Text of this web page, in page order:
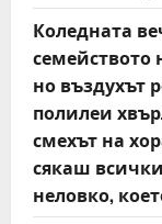
Коледната
семейството
но въздухът
полилеи
смехът на
сякаш
неловко,